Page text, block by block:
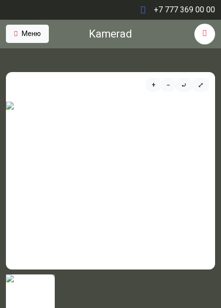
+7 777 369 00 00
Меню Kamerad
+ − ⤾ ⤢